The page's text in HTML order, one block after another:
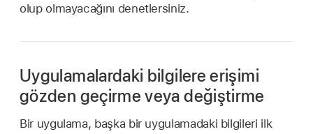
olup olmayacağını denetlersiniz.
Uygulamalardaki bilgilere erişimi
gözden geçirme veya değiştirme
Bir uygulama, başka bir uygulamadaki bilgileri ilk